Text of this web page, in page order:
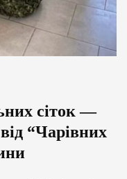
сіток —
“Чарівних